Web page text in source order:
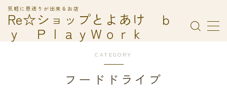
Re☆ショップとよあけ ｂ
ｙ ＰｌａｙＷｏｒｋ
気軽に恩送りが出来るお店
MENU
Ｒｅ☆ショップとよあけでの寄付の受付について
コシココ！の利用方法
フードドライブ
CATEGORY
フードドライブ